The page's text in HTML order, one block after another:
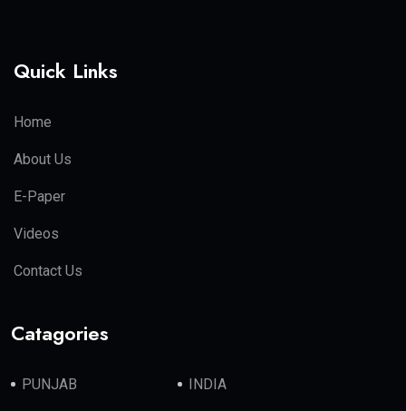
Quick Links
Home
About Us
E-Paper
Videos
Contact Us
Catagories
PUNJAB INDIA